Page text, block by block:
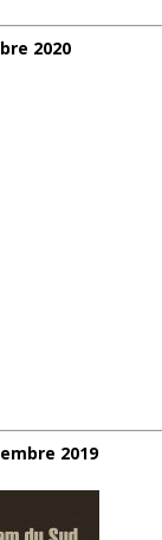
2020
2019